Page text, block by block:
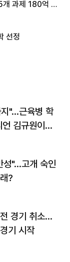
개 과제 180억 지
선정
"…근육병 학
김규원이었
성"…고개 숙인
?
경기 취소…
기 시작